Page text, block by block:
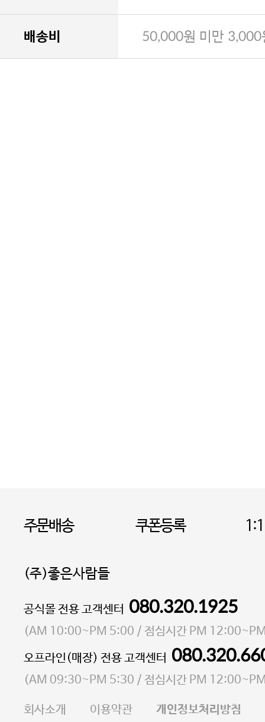
배송비 50,000원 미만 3,000
주문배송 쿠폰등록
(주)좋은사람들
대표 이성현,박영환| 개인정보관리책임자 김상현
소재지 서울특별시 마포구 마포대로4다길 41 마포
통신판매업 신고번호 2023-서울마포-3931호
사업자등록번호 105-81-58242
공식몰 전용 고객센터 080.320.1925
(AM 10:00~PM 5:00 / 점심시간 PM
오프라인(매장) 전용 고객센터
(AM 09:30~PM 5:30 / 점심시간 PM
회사소개 이용약관 개인정보처리방침